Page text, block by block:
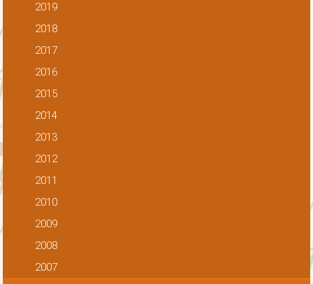
2019
2018
2017
2016
2015
2014
2013
2012
2011
2010
2009
2008
2007